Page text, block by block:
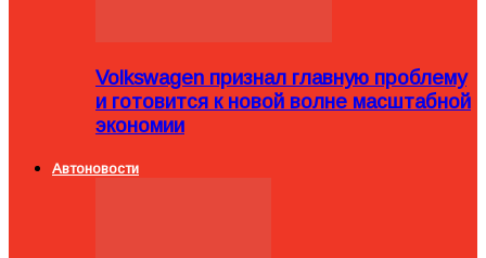
Volkswagen признал главную проблему
и готовится к новой волне масштабной
экономии
Автоновости